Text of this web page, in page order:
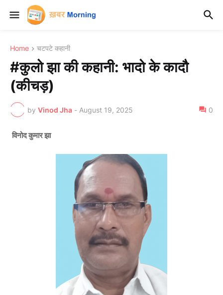
Home चटपटे कहानी
#कुलो झा की कहानी: भादो के कादौ
(कीचड़)
by Vinod Jha - August 19, 2025 0
विनोद कुमार झा